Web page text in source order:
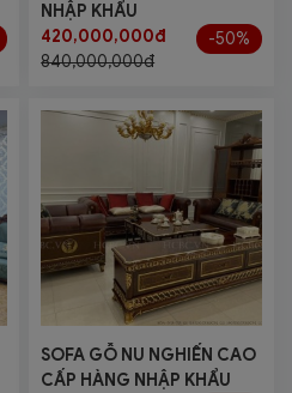
NHẬP KHẨU
420,000,000đ
840,000,000đ
-50%
SOFA GỖ NU NGHIẾN CAO
CẤP HÀNG NHẬP KHẨU